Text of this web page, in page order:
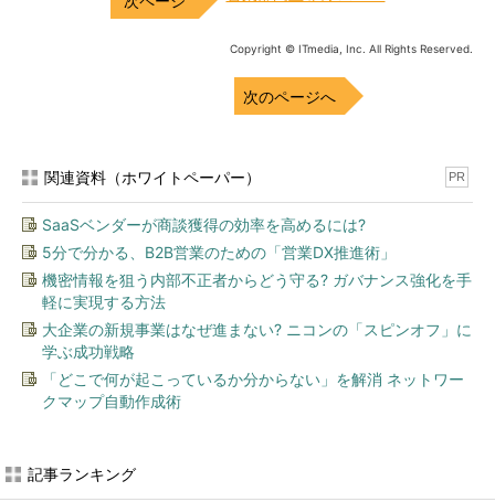
Copyright © ITmedia, Inc. All Rights Reserved.
次のページへ
関連資料（ホワイトペーパー） PR
SaaSベンダーが商談獲得の効率を高めるには?
5分で分かる、B2B営業のための「営業DX推進術」
機密情報を狙う内部不正者からどう守る? ガバナンス強化を手
軽に実現する方法
大企業の新規事業はなぜ進まない? ニコンの「スピンオフ」に
学ぶ成功戦略
「どこで何が起こっているか分からない」を解消 ネットワー
クマップ自動作成術
記事ランキング